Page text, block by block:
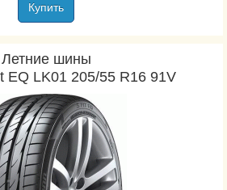
Купить
Летние шины
EQ LK01 205/55 R16 91V